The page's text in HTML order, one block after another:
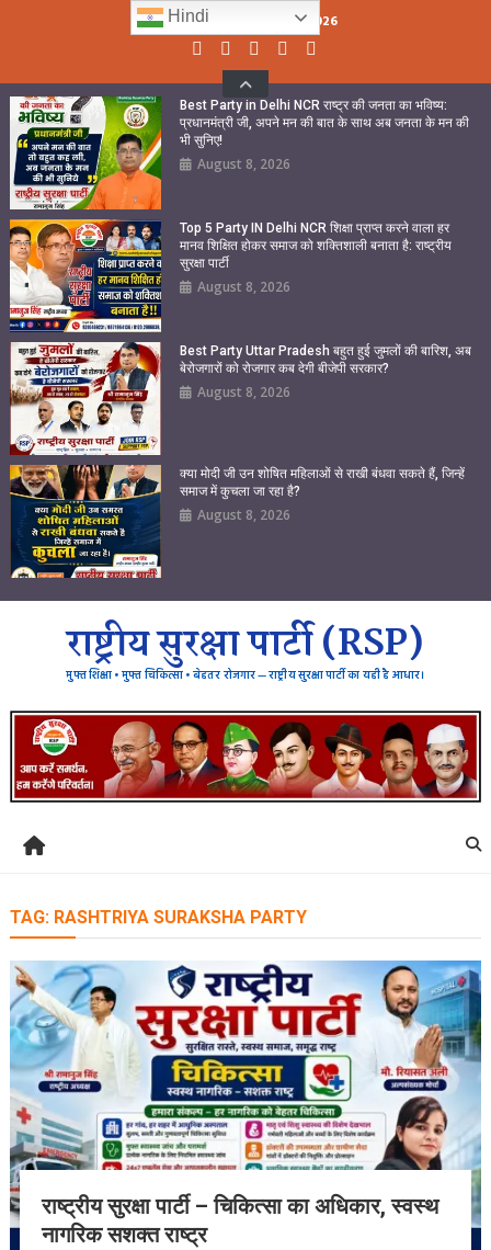
Saturday, August 08, 2026
Best Party in Delhi NCR राष्ट्र की जनता का भविष्य:
प्रधानमंत्री जी, अपने मन की बात के साथ अब जनता के मन की
भी सुनिए!
August 8, 2026
Top 5 Party IN Delhi NCR शिक्षा प्राप्त करने वाला हर
मानव शिक्षित होकर समाज को शक्तिशाली बनाता है: राष्ट्रीय
सुरक्षा पार्टी
August 8, 2026
Best Party Uttar Pradesh बहुत हुई जुमलों की बारिश, अब
बेरोजगारों को रोजगार कब देगी बीजेपी सरकार?
August 8, 2026
क्या मोदी जी उन शोषित महिलाओं से राखी बंधवा सकते हैं, जिन्हें
समाज में कुचला जा रहा है?
August 8, 2026
राष्ट्रीय सुरक्षा पार्टी (RSP)
मुफ्त शिक्षा • मुफ्त चिकित्सा • बेहतर रोजगार — राष्ट्रीय सुरक्षा पार्टी का यही है आधार।
TAG: RASHTRIYA SURAKSHA PARTY
राष्ट्रीय सुरक्षा पार्टी – चिकित्सा का अधिकार, स्वस्थ
नागरिक सशक्त राष्ट्र
Hindi